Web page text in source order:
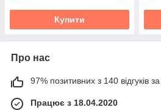
Купити
Про нас
97% позитивних з 140 відгуків за
Працює з 18.04.2020